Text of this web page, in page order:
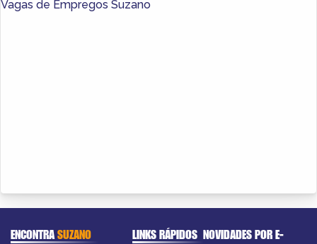
Vagas de Empregos Suzano
ENCONTRASUZANO LINKS RÁPIDOS NOVIDADES POR E-